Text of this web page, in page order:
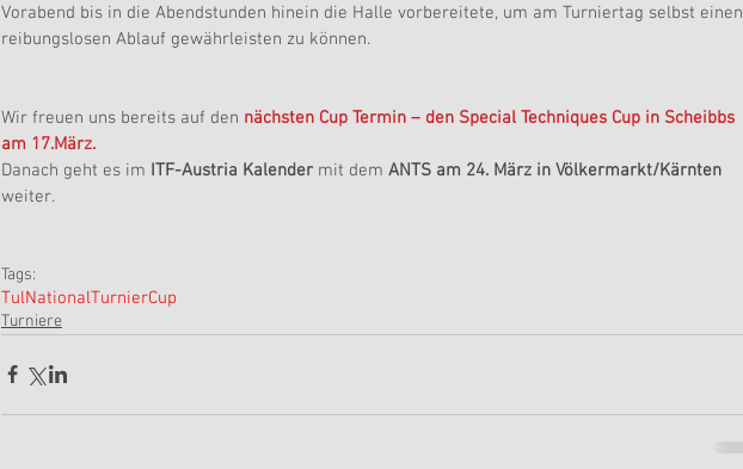
Vorabend bis in die Abendstunden hinein die Halle vorbereitete, um am Turniertag selbst einen
reibungslosen Ablauf gewährleisten zu können.
Wir freuen uns bereits auf den nächsten Cup Termin – den Special Techniques Cup in Scheibbs
am 17.März.
Danach geht es im ITF-Austria Kalender mit dem ANTS am 24. März in Völkermarkt/Kärnten
weiter.
Tags:
TulNationalTurnierCup
Turniere